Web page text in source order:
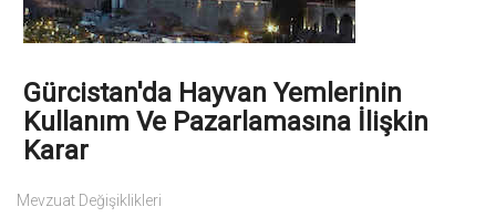
Gürcistan'da Hayvan Yemlerinin
Kullanım Ve Pazarlamasına İlişkin
Karar
Mevzuat Değişiklikleri